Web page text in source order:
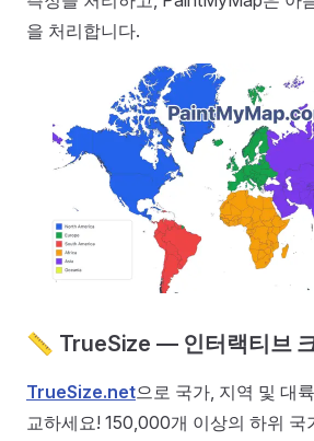
을 처리합니다.
📏 TrueSize — 인터랙티브
TrueSize.net으로 국가, 지역 및 대
교하세요! 150,000개 이상의 하위 국